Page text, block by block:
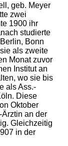
geb. Meyer
zwei
1900 ihr
studierte
Bonn
als zweite
Monat zuvor
Institut an
wo sie bis
als Ass.-
Diese
Oktober
an der
Gleichzeitig
in der